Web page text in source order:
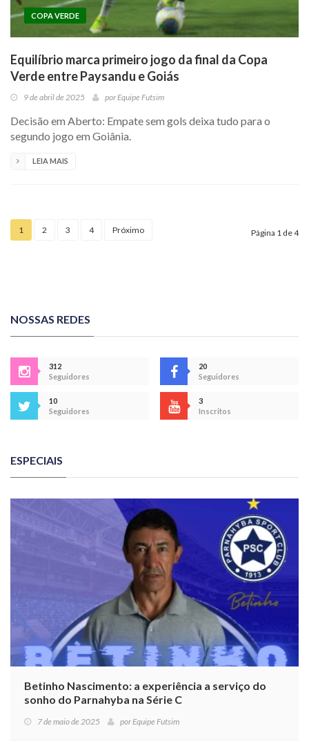
COPA VERDE
Equilíbrio marca primeiro jogo da final da Copa
Verde entre Paysandu e Goiás
9 de abril de 2025 porEquipe Futsim
Decisão em Aberto: Empate sem gols deixa tudo para o
segundo jogo em Goiânia.
LEIA MAIS
1 2 3 4 Próximo Página 1 de 4
NOSSAS REDES
312
Seguidores
20
Seguidores
10
Seguidores
3
Inscritos
ESPECIAIS
Betinho Nascimento: a experiência a serviço do
sonho do Parnahyba na Série C
7 de maio de 2025 porEquipe Futsim